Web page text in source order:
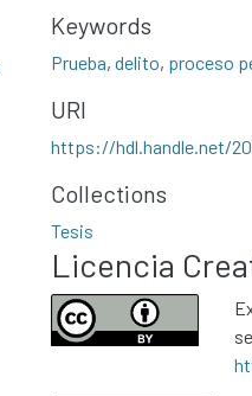
Keywords
Prueba, delito, proceso
URI
https://hdl.handle.net/
Collections
Tesis
Licencia